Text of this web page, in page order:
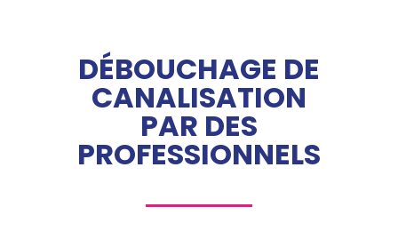
DÉBOUCHAGE DE
CANALISATION
PAR DES
PROFESSIONNELS